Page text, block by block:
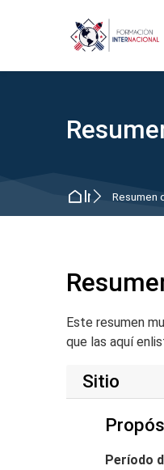
InicioResumen
Este resumen
que las aquí
Sitio
Período